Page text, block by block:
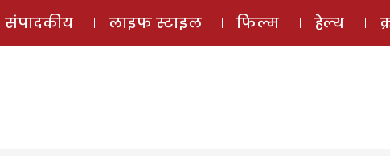
ई-मैगज़ीन
संपादकीय लाइफ स्टाइल फिल्म हेल्थ